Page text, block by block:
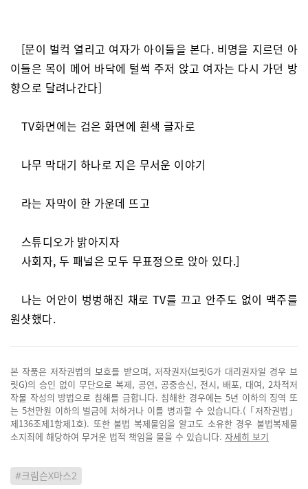
[문이 벌컥 열리고 여자가 아이들을 본다. 비명을 지르던 아
이들은 목이 메어 바닥에 털썩 주저 앉고 여자는 다시 가던 방
향으로 달려나간다]
TV화면에는 검은 화면에 흰색 글자로
나무 막대기 하나로 지은 무서운 이야기
라는 자막이 한 가운데 뜨고
스튜디오가 밝아지자
사회자, 두 패널은 모두 무표정으로 앉아 있다.]
나는 어안이 벙벙해진 채로 TV를 끄고 안주도 없이 맥주를
원샷했다.
본 작품은 저작권법의 보호를 받으며, 저작권자(브릿G가 대리권자일 경우 브
릿G)의 승인 없이 무단으로 복제, 공연, 공중송신, 전시, 배포, 대여, 2차적저
작물 작성의 방법으로 침해를 금합니다. 침해한 경우에는 5년 이하의 징역 또
는 5천만원 이하의 벌금에 처하거나 이를 병과할 수 있습니다.(「저작권법」
제136조제1항제1호). 또한 불법 복제물임을 알고도 소유한 경우 불법복제물
소지죄에 해당하여 무거운 법적 책임을 물을 수 있습니다. 자세히 보기
#크림슨X마스2